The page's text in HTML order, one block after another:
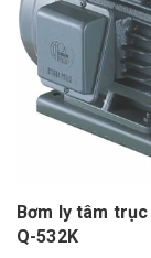
Bơm ly tâm trục
Q-532K